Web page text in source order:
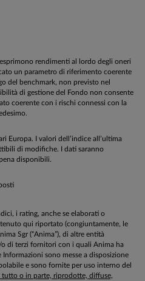
rendimenti al lordo degli oneri
un parametro di riferimento coerente
del benchmark, non previsto nel
di gestione del Fondo non consente
coerente con i rischi connessi con la
Europa. I valori dell’indice all’ultima
di modifiche. I dati saranno
disponibili.
i rating, anche se elaborati o
qui riportato (congiuntamente, le
Sgr (“Anima”), di altre entità
di terzi fornitori con i quali Anima ha
sono messe a disposizione
e sono fornite per uso interno del
tutto o in parte, riprodotte, diffuse,